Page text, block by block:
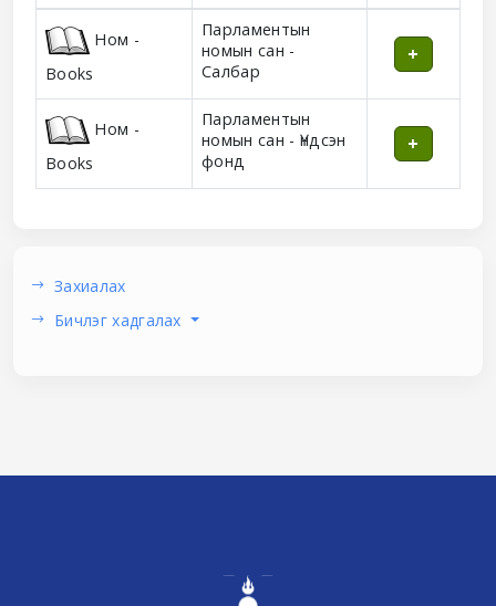
Ном -
Books
Парламентын
номын сан -
Салбар
Ном -
Books
Парламентын
номын сан - Үндсэн
фонд
Захиалах
Бичлэг хадгалах